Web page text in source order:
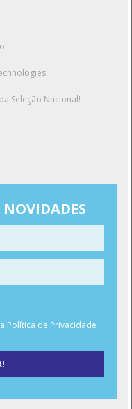
Seleção Nacional!
NOVIDADES
Política de Privacidade